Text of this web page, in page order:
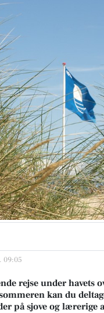
09:05
rejse under havets
kan du
på sjove og